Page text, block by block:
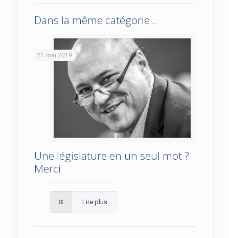
Dans la même catégorie...
Une législature en un seul mot ? Merci.
21 mai 2019
Une législature en un seul mot ?
Merci.
Lire plus